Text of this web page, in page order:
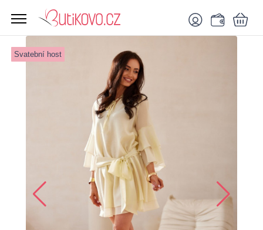
Svatební host